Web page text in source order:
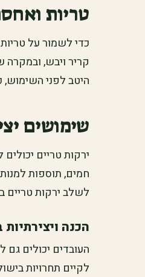
טריות
כדי לשמור על
קריר ויבש,
היטב לפני השימוש,
שימושים
ירקות טריים
חמים, תוספות
לשלב ירקות
הכנה
העובדים יכולים
לקיים תחרויות